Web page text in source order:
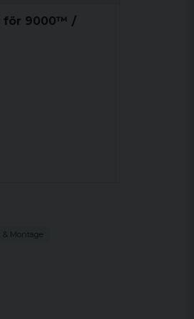
för 9000™ /
NV och CompC3
7000, 9000,
& Montage